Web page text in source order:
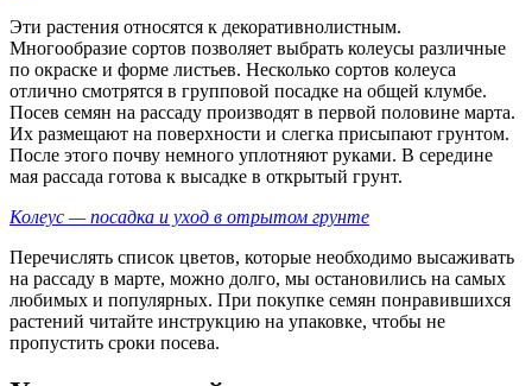
Эти растения относятся к декоративнолистным.
Многообразие сортов позволяет выбрать колеусы различные
по окраске и форме листьев. Несколько сортов колеуса
отлично смотрятся в групповой посадке на общей клумбе.
Посев семян на рассаду производят в первой половине марта.
Их размещают на поверхности и слегка присыпают грунтом.
После этого почву немного уплотняют руками. В середине
мая рассада готова к высадке в открытый грунт.
Колеус — посадка и уход в отрытом грунте
Перечислять список цветов, которые необходимо высаживать
на рассаду в марте, можно долго, мы остановились на самых
любимых и популярных. При покупке семян понравившихся
растений читайте инструкцию на упаковке, чтобы не
пропустить сроки посева.